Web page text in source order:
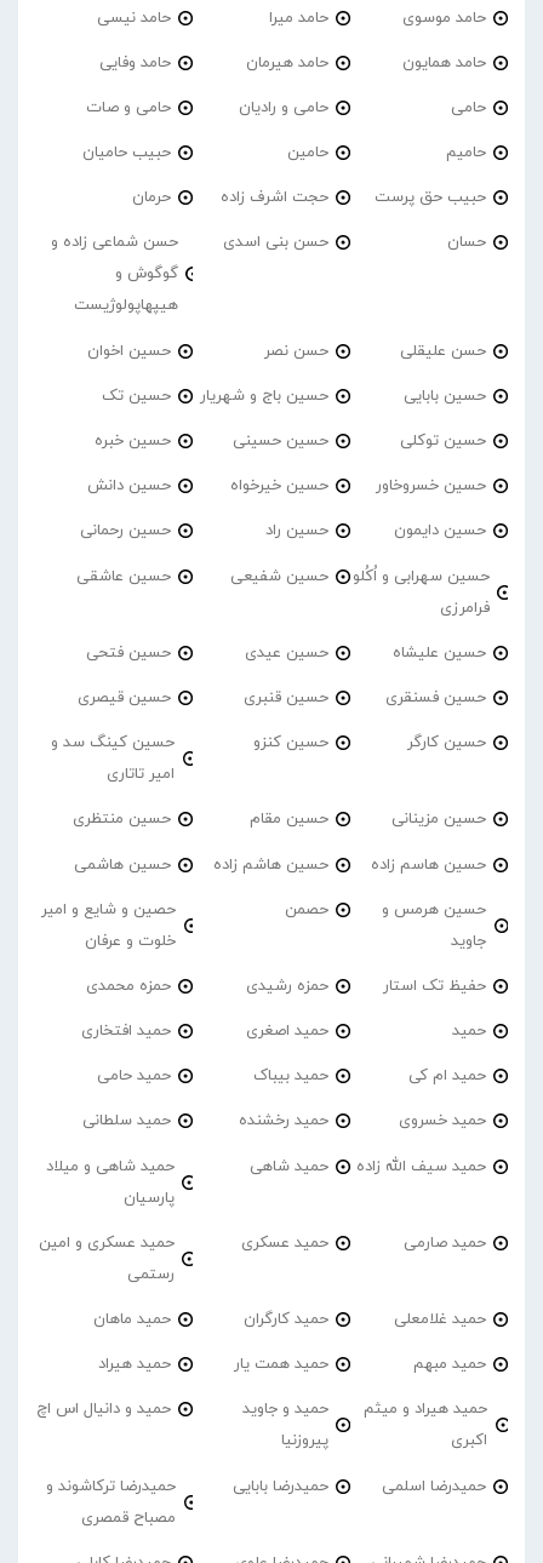
حامد موسوی حامد میرا حامد نیسی
حامد همایون حامد هیرمان حامد وفایی
حامی حامی و رادیان حامی و صات
حامیم حامین حبیب حامیان
حبیب حق پرست حجت اشرف زاده حرمان
حسان حسن بنی اسدی
حسن شماعی زاده و
گوگوش و
هیپهاپولوژیست
حسن علیقلی حسن نصر حسین اخوان
حسین بابایی حسین باج و شهریار حسین تک
حسین توکلی حسین حسینی حسین خبره
حسین خسروخاور حسین خیرخواه حسین دانش
حسین دایمون حسین راد حسین رحمانی
حسین سهرابی و اُکُلو
فرامرزی
حسین شفیعی حسین عاشقی
حسین علیشاه حسین عیدی حسین فتحی
حسین فسنقری حسین قنبری حسین قیصری
حسین کارگر حسین کنزو
حسین کینگ سد و
امیر تاتاری
حسین مزینانی حسین مقام حسین منتظری
حسین هاسم زاده حسین هاشم زاده حسین هاشمی
حسین هرمس و
جاوید
حصمن
حصین و شایع و امیر
خلوت و عرفان
حفیظ تک استار حمزه رشیدی حمزه محمدی
حمید حمید اصغری حمید افتخاری
حمید ام کی حمید بیباک حمید حامی
حمید خسروی حمید رخشنده حمید سلطانی
حمید سیف الله زاده حمید شاهی
حمید شاهی و میلاد
پارسیان
حمید صارمی حمید عسکری
حمید عسکری و امین
رستمی
حمید غلامعلی حمید کارگران حمید ماهان
حمید مبهم حمید همت یار حمید هیراد
حمید هیراد و میثم
اکبری
حمید و جاوید
پیروزنیا
حمید و دانیال اس اچ
حمیدرضا اسلمی حمیدرضا بابایی
حمیدرضا ترکاشوند و
مصباح قمصری